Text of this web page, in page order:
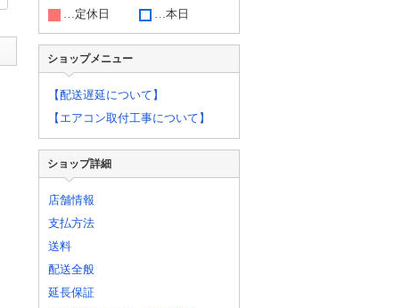
…定休日 …本日
ショップメニュー
【配送遅延について】
【エアコン取付工事について】
ショップ詳細
店舗情報
支払方法
送料
配送全般
延長保証